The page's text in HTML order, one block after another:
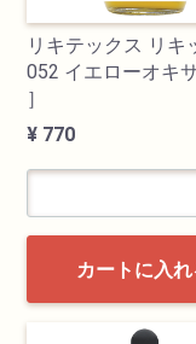
リキテックス リキ
052 イエローオキ
］
¥ 770
カートに入れ